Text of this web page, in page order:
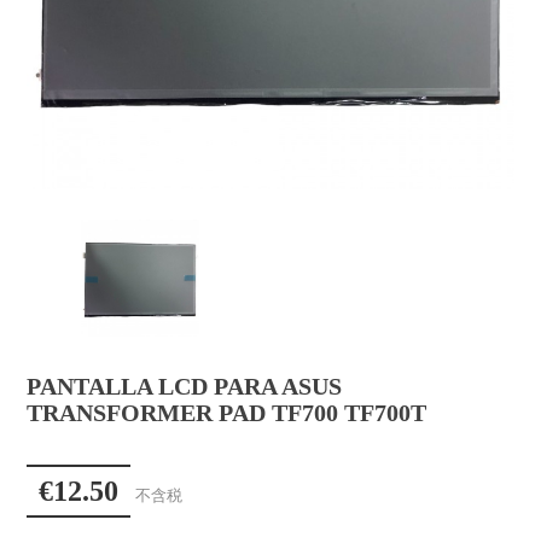
PANTALLA LCD PARA ASUS
TRANSFORMER PAD TF700 TF700T
€12.50 不含税